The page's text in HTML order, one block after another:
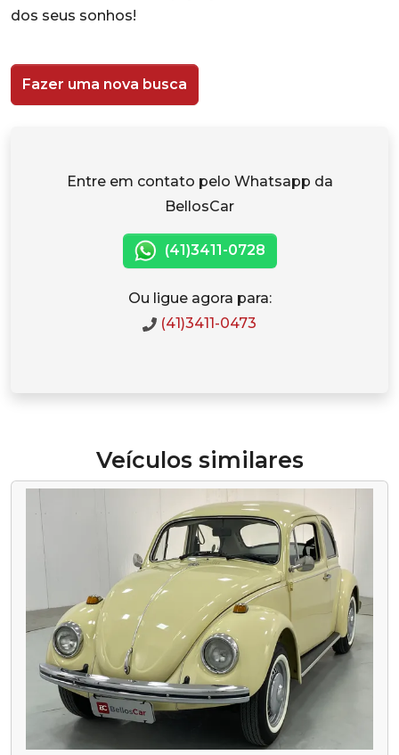
dos seus sonhos!
Fazer uma nova busca
Entre em contato pelo Whatsapp da
BellosCar
(41)3411-0728
Ou ligue agora para:
(41)3411-0473
Veículos similares